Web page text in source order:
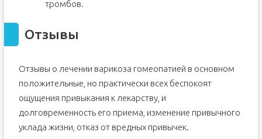
тромбов.
Отзывы
Отзывы о лечении варикоза гомеопатией в основном
положительные, но практически всех беспокоят
ощущения привыкания к лекарству, и
долговременность его приема, изменение привычного
уклада жизни, отказ от вредных привычек.